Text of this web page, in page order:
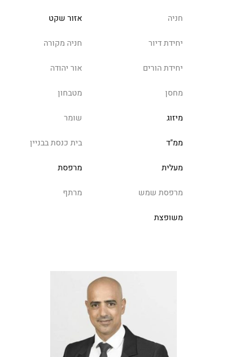
חניה אזור שקט
יחידת דיור חניה מקורה
יחידת הורים אור יהודה
מחסן מטבחון
מיזוג שומר
ממ"ד בית כנסת בבניין
מעלית מרפסת
מרפסת שמש מרתף
משופצת